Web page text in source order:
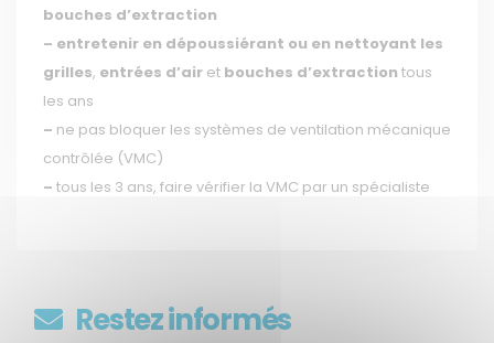
bouches d’extraction
– entretenir en dépoussiérant ou en nettoyant les
grilles, entrées d’air et bouches d’extraction tous
les ans
– ne pas bloquer les systèmes de ventilation mécanique
contrôlée (VMC)
– tous les 3 ans, faire vérifier la VMC par un spécialiste
Restez informés